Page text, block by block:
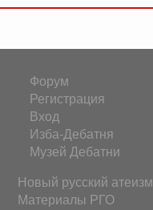
Форум
Регистрация
Вход
Изба-Дебатня
Музей Дебатни
Новый русский атеизм
Материалы РГО